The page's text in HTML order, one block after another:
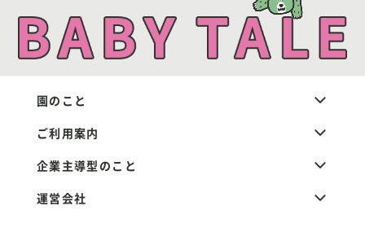
園のこと
ご利用案内
企業主導型のこと
運営会社